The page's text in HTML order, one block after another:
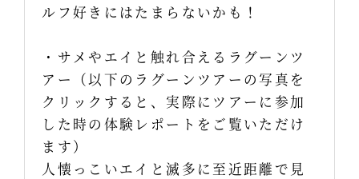
ルフ好きにはたまらないかも！
・サメやエイと触れ合えるラグーンツ
アー（以下のラグーンツアーの写真を
クリックすると、実際にツアーに参加
した時の体験レポートをご覧いただけ
ます）
人懐っこいエイと滅多に至近距離で見